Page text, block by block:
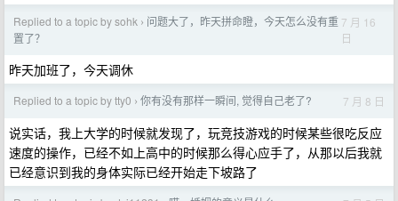
Replied to a topic by sohk › 问题大了，昨天拼命瞪，今天怎么没有重
置了？
7 月 16
日
昨天加班了，今天调休
Replied to a topic by tty0 › 你有没有那样一瞬间, 觉得自己老了? 7 月 8 日
说实话，我上大学的时候就发现了，玩竞技游戏的时候某些很吃反应
速度的操作，已经不如上高中的时候那么得心应手了，从那以后我就
已经意识到我的身体实际已经开始走下坡路了